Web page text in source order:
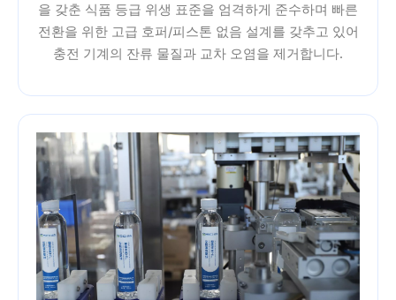
을 갖춘 식품 등급 위생 표준을 엄격하게 준수하며 빠른
전환을 위한 고급 호퍼/피스톤 없음 설계를 갖추고 있어
충전 기계의 잔류 물질과 교차 오염을 제거합니다.